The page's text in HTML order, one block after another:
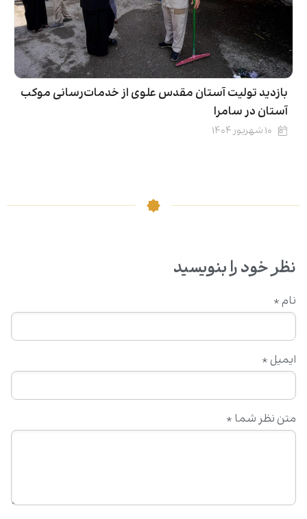
بازدید تولیت آستان مقدس علوی از خدمات‌رسانی موکب
آستان در سامرا
۱۰ شهریور ۱۴۰۴
نظر خود را بنویسید
متن نظر شما *
نام *
ایمیل *